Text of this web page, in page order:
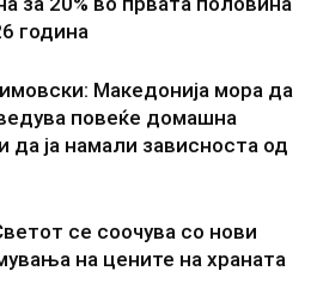
година
Македонија мора да
повеќе домашна
да ја намали зависноста од
се соочува со нови
на цените на храната